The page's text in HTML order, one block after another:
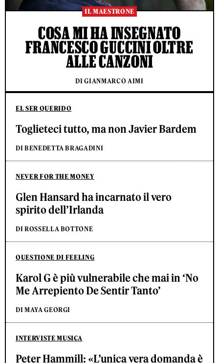
EL SER QUERIDO
Toglieteci tutto, ma non Javier Bardem
DI BENEDETTA BRAGADINI
NEVER FOR THE MONEY
Glen Hansard ha incarnato il vero
spirito dell’Irlanda
DI ROSSELLA BOTTONE
QUESTIONE DI FEELING
Karol G è più vulnerabile che mai in ‘No
Me Arrepiento De Sentir Tanto’
DI MAYA GEORGI
INTERVISTE MUSICA
Peter Hammill: «L’unica vera domanda è
IL MAESTRONE
COSA MI HA INSEGNATO
FRANCESCO GUCCINI OLTRE
ALLE CANZONI
DI GIANMARCO AIMI